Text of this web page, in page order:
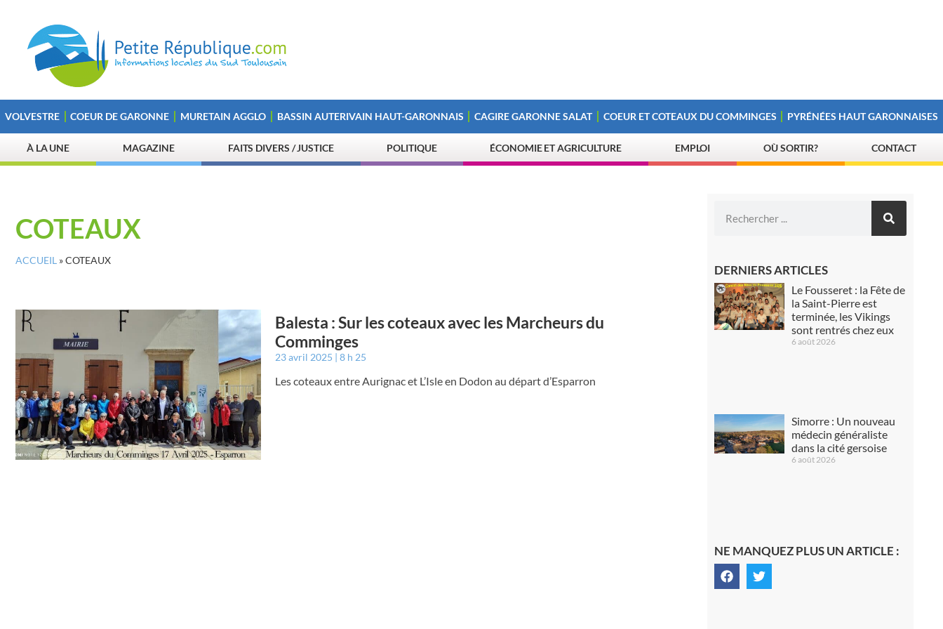
VOLVESTRE COEUR DE GARONNE MURETAIN AGGLO BASSIN AUTERIVAIN HAUT-GARONNAIS CAGIRE GARONNE SALAT COEUR ET COTEAUX DU COMMINGES PYRÉNÉES HAUT GARONNAISES
À LA UNE MAGAZINE FAITS DIVERS / JUSTICE POLITIQUE ÉCONOMIE ET AGRICULTURE EMPLOI OÙ SORTIR? CONTACT
COTEAUX
ACCUEIL »COTEAUX
Balesta : Sur les coteaux avec les Marcheurs du
Comminges
23 avril 2025 8 h 25
Les coteaux entre Aurignac et L’Isle en Dodon au départ d’Esparron
DERNIERS ARTICLES
Le Fousseret : la Fête de
la Saint-Pierre est
terminée, les Vikings
sont rentrés chez eux
6 août 2026
Simorre : Un nouveau
médecin généraliste
dans la cité gersoise
6 août 2026
NE MANQUEZ PLUS UN ARTICLE :